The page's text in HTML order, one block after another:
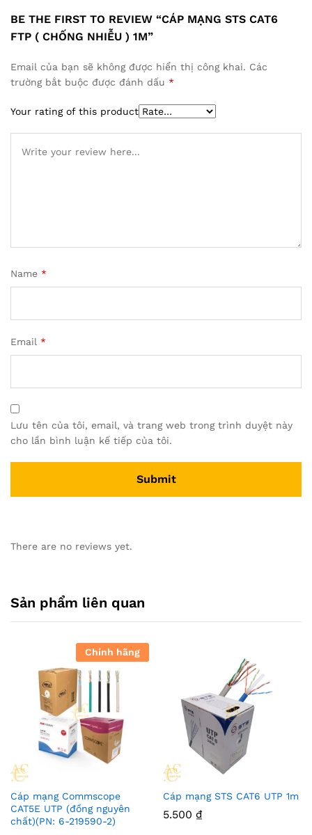
BE THE FIRST TO REVIEW “CÁP MẠNG STS CAT6
FTP ( CHỐNG NHIỄU ) 1M”
Email của bạn sẽ không được hiển thị công khai. Các
trường bắt buộc được đánh dấu *
Your rating of this product
Name *
Email *
Lưu tên của tôi, email, và trang web trong trình duyệt này
cho lần bình luận kế tiếp của tôi.
There are no reviews yet.
Sản phẩm liên quan
Chính hãng
Cáp mạng Commscope
CAT5E UTP (đồng nguyên
chất)(PN: 6-219590-2)
Cáp mạng STS CAT6 UTP 1m
5.500 ₫